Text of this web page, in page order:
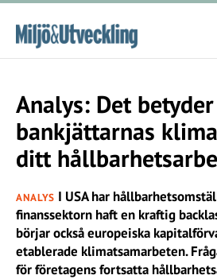
Analys: Det betyder
bankjättarnas
ditt
ANALYS I USA har
finanssektorn haft en kraftig
börjar också europeiska
etablerade klimatsamarbeten.
för företagens fortsatta